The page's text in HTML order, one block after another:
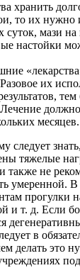
хранить
то их нужно
суток, мази
настойки
их
тем
месяцев.
следует
тяжелые
также не
умеренной. В
прогулки
и т. д. Если
в
делать это